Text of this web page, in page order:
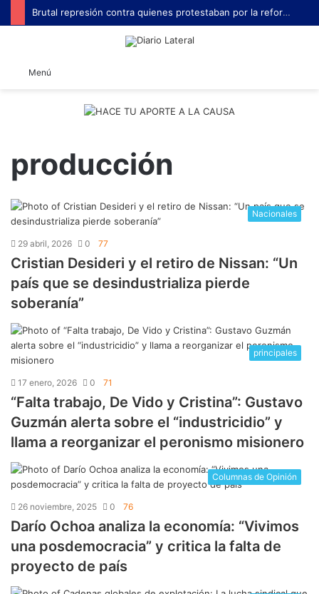
Brutal represión contra quienes protestaban por la reforma laboral de Milei
Menú
producción
Nacionales
29 abril, 2026 0 77
Cristian Desideri y el retiro de Nissan: “Un
país que se desindustrializa pierde
soberanía”
principales
17 enero, 2026 0 71
“Falta trabajo, De Vido y Cristina”: Gustavo
Guzmán alerta sobre el “industricidio” y
llama a reorganizar el peronismo misionero
Columnas de Opinión
26 noviembre, 2025 0 76
Darío Ochoa analiza la economía: “Vivimos
una posdemocracia” y critica la falta de
proyecto de país